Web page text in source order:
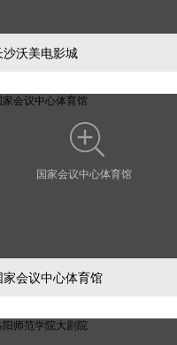
沙沃美电影城
国家会议中心体育馆
家会议中心体育馆